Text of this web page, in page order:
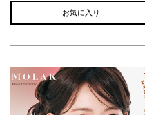
お気に入り